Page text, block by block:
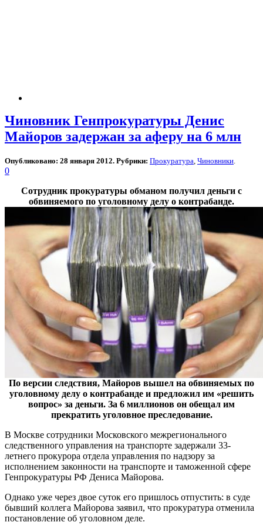
Чиновник Генпрокуратуры Денис
Майоров задержан за аферу на 6 млн
Опубликовано: 28 января 2012. Рубрики: Прокуратура Чиновники
0
Сотрудник прокуратуры обманом получил деньги с
обвиняемого по уголовному делу о контрабанде.
По версии следствия, Майоров вышел на обвиняемых по
уголовному делу о контрабанде и предложил им «решить
вопрос» за деньги. За 6 миллионов он обещал им
прекратить уголовное преследование.
В Москве сотрудники Московского межрегионального
следственного управления на транспорте задержали 33-
летнего прокурора отдела управления по надзору за
исполнением законности на транспорте и таможенной сфере
Генпрокуратуры РФ Дениса Майорова.
Однако уже через двое суток его пришлось отпустить: в суде
бывший коллега Майорова заявил, что прокуратура отменила
постановление об уголовном деле.